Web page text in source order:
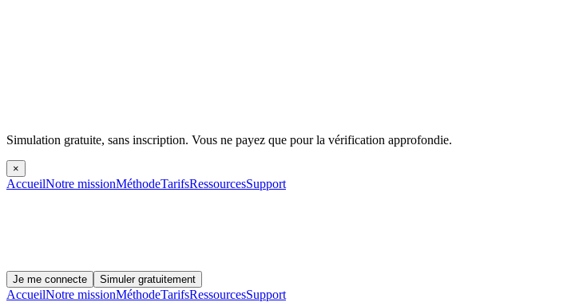
Simulation gratuite, sans inscription. Vous ne payez que pour la vérification approfondie.
×
AccueilNotre missionMéthodeTarifsRessourcesSupport
Je me connecte Simuler gratuitement
AccueilNotre missionMéthodeTarifsRessourcesSupport